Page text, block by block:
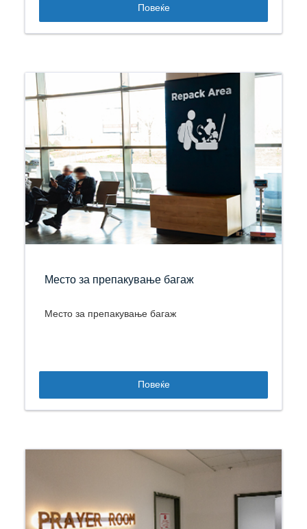
Повеќе
Место за препакување багаж
Место за препакување багаж
Повеќе